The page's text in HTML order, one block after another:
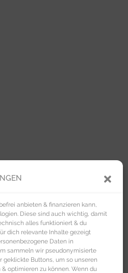
anbieten & finanzieren kann,
Diese sind auch wichtig, damit
alles funktioniert & du
dich relevante Inhalte gezeigt
Daten in
sammeln wir pseudonymisierte
geklickte Buttons, um so unseren
optimieren zu können. Wenn du